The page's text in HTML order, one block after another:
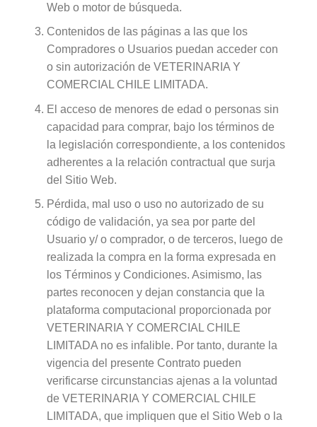
Web o motor de búsqueda.
Contenidos de las páginas a las que los
Compradores o Usuarios puedan acceder con
o sin autorización de VETERINARIA Y
COMERCIAL CHILE LIMITADA.
El acceso de menores de edad o personas sin
capacidad para comprar, bajo los términos de
la legislación correspondiente, a los contenidos
adherentes a la relación contractual que surja
del Sitio Web.
Pérdida, mal uso o uso no autorizado de su
código de validación, ya sea por parte del
Usuario y/ o comprador, o de terceros, luego de
realizada la compra en la forma expresada en
los Términos y Condiciones. Asimismo, las
partes reconocen y dejan constancia que la
plataforma computacional proporcionada por
VETERINARIA Y COMERCIAL CHILE
LIMITADA no es infalible. Por tanto, durante la
vigencia del presente Contrato pueden
verificarse circunstancias ajenas a la voluntad
de VETERINARIA Y COMERCIAL CHILE
LIMITADA, que impliquen que el Sitio Web o la